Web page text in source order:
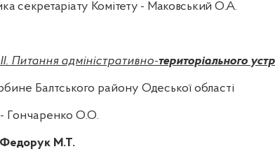
секретаріату Комітету - Маковський О.А.
II. Питання адміністративно-територіального
Балтського району Одеської області
Гончаренко О.О.
Федорук М.Т.